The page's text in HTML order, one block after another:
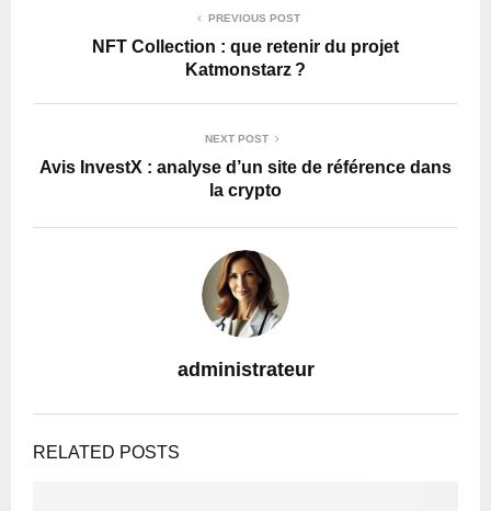
PREVIOUS POST
NFT Collection : que retenir du projet
Katmonstarz ?
NEXT POST
Avis InvestX : analyse d’un site de référence dans
la crypto
administrateur
RELATED POSTS